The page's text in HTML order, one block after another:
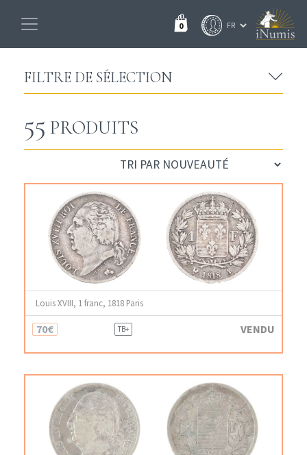
0
FILTRE DE SÉLECTION
55 PRODUITS
Louis XVIII, 1 franc, 1818 Paris
70€ TB+ VENDU